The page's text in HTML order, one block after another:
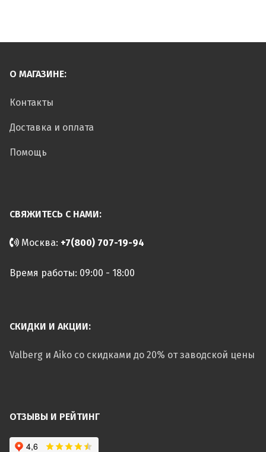
О МАГАЗИНЕ:
Контакты
Доставка и оплата
Помощь
СВЯЖИТЕСЬ С НАМИ:
Москва: +7(800) 707-19-94
Время работы: 09:00 - 18:00
СКИДКИ И АКЦИИ:
Valberg и Aiko со скидками до 20% от заводской цены
ОТЗЫВЫ И РЕЙТИНГ